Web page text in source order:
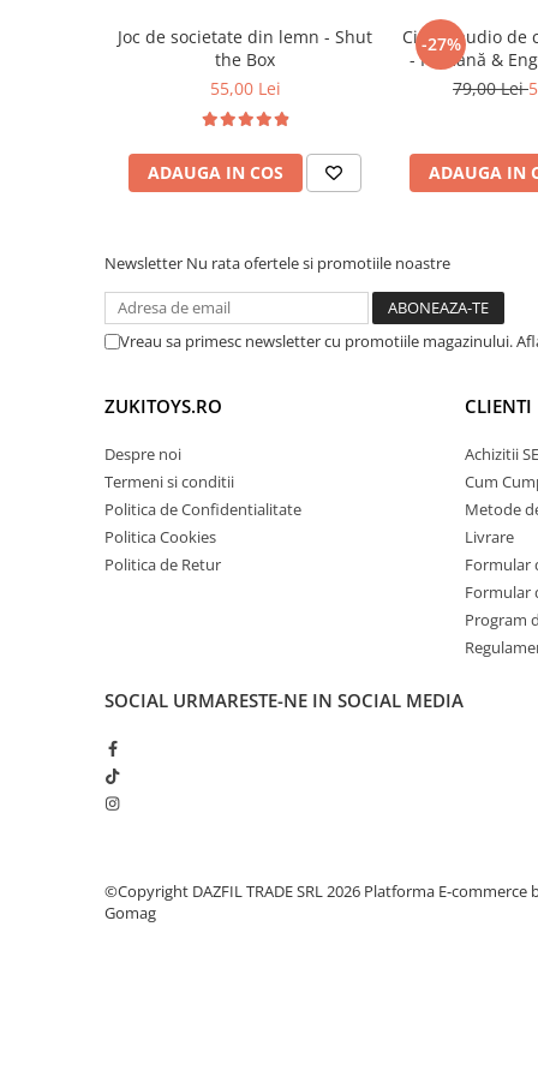
Invatare prin Joaca
Jucarii pentru Dezvoltare
• susține învățarea prin explorare și
• stimulează creativitatea și curiozitatea
• face parte din categoria
jucarii educative
completă
🎯Ideal pentru:
• activități educative acasă
• călătorii și timp liber
• dezvoltarea logicii și motricității fine
Joc de societate din lemn - Shut
the Box
55,00 Lei
ADAUGA IN COS
-27%
Cititor audio de
- Română &
(224 carduri /
79,00 Lei
ADAUGA IN
Newsletter Nu rata ofertele si promotiile noastre
Vreau sa primesc newsletter cu promotiile magazinului.
ZUKITOYS.RO
Despre noi
Termeni si conditii
Politica de Confidentialitate
Politica Cookies
Politica de Retur
CLIENTI
Achizitii
Cum
Metode
Livrare
Formular
Formular
Program
SOCIAL URMARESTE-NE IN SOCIAL MEDIA
©Copyright DAZFIL TRADE SRL 2026 Platforma E-commerce
Gomag